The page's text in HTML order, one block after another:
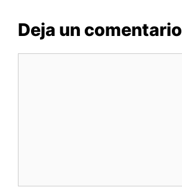
Deja un comentario